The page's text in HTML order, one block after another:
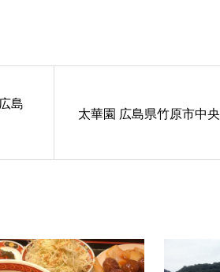
島
太華園 広島県竹原市中央